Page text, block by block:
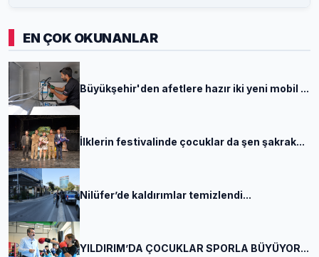
EN ÇOK OKUNANLAR
Büyükşehir'den afetlere hazır iki yeni mobil ...
İlklerin festivalinde çocuklar da şen şakrak...
Nilüfer’de kaldırımlar temizlendi...
YILDIRIM’DA ÇOCUKLAR SPORLA BÜYÜYOR...